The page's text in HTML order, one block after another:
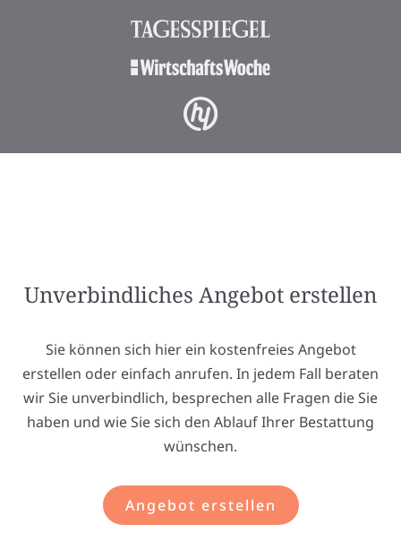
Unverbindliches Angebot erstellen
Sie können sich hier ein kostenfreies Angebot
erstellen oder einfach anrufen. In jedem Fall beraten
wir Sie unverbindlich, besprechen alle Fragen die Sie
haben und wie Sie sich den Ablauf Ihrer Bestattung
wünschen.
Angebot erstellen